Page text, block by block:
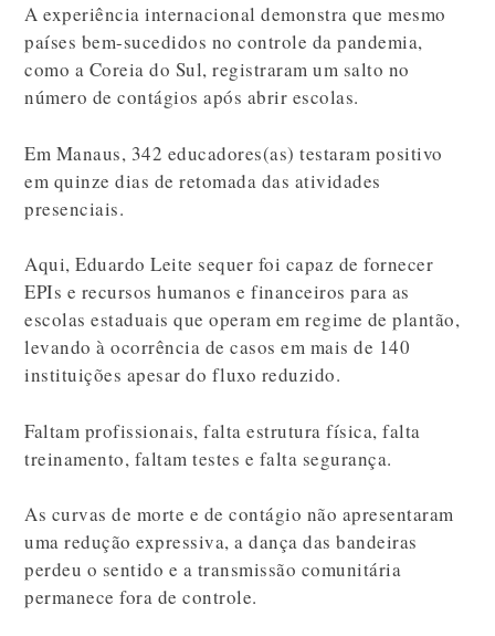
A experiência internacional demonstra que mesmo
países bem-sucedidos no controle da pandemia,
como a Coreia do Sul, registraram um salto no
número de contágios após abrir escolas.
Em Manaus, 342 educadores(as) testaram positivo
em quinze dias de retomada das atividades
presenciais.
Aqui, Eduardo Leite sequer foi capaz de fornecer
EPIs e recursos humanos e financeiros para as
escolas estaduais que operam em regime de plantão,
levando à ocorrência de casos em mais de 140
instituições apesar do fluxo reduzido.
Faltam profissionais, falta estrutura física, falta
treinamento, faltam testes e falta segurança.
As curvas de morte e de contágio não apresentaram
uma redução expressiva, a dança das bandeiras
perdeu o sentido e a transmissão comunitária
permanece fora de controle.